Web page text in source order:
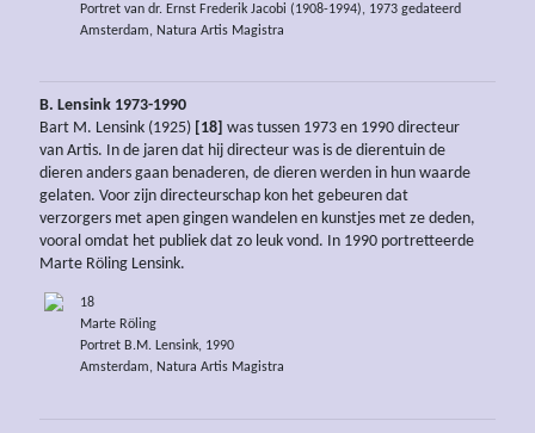
Portret van dr. Ernst Frederik Jacobi (1908-1994), 1973 gedateerd
Amsterdam, Natura Artis Magistra
B. Lensink 1973-1990
Bart M. Lensink (1925) [18] was tussen 1973 en 1990 directeur
van Artis. In de jaren dat hij directeur was is de dierentuin de
dieren anders gaan benaderen, de dieren werden in hun waarde
gelaten. Voor zijn directeurschap kon het gebeuren dat
verzorgers met apen gingen wandelen en kunstjes met ze deden,
vooral omdat het publiek dat zo leuk vond. In 1990 portretteerde
Marte Röling Lensink.
18
Marte Röling
Portret B.M. Lensink, 1990
Amsterdam, Natura Artis Magistra